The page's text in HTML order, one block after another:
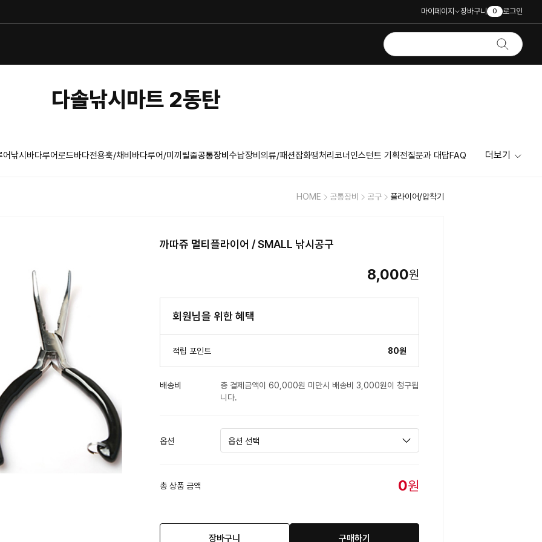
마이페이지 장바구니 0 로그인
다솔낚시마트 2동탄
낚시 바다루어로드바다전용훅/채비 바다루어/미끼 릴줄공통장비 수납장비 의류/패션잡화땡처리코너 인스턴트 기획전질문과 대답FAQ 더보기
HOME 공통장비 공구 플라이어/압착기
까따쥬 멀티플라이어 / SMALL 낚시공구
8,000원
회원님을 위한 혜택
적립 포인트 80원
배송비
총 결제금액이 60,000원 미만시 배송비 3,000원이 청구됩
니다.
옵션
총 상품 금액 0원
장바구니 구매하기